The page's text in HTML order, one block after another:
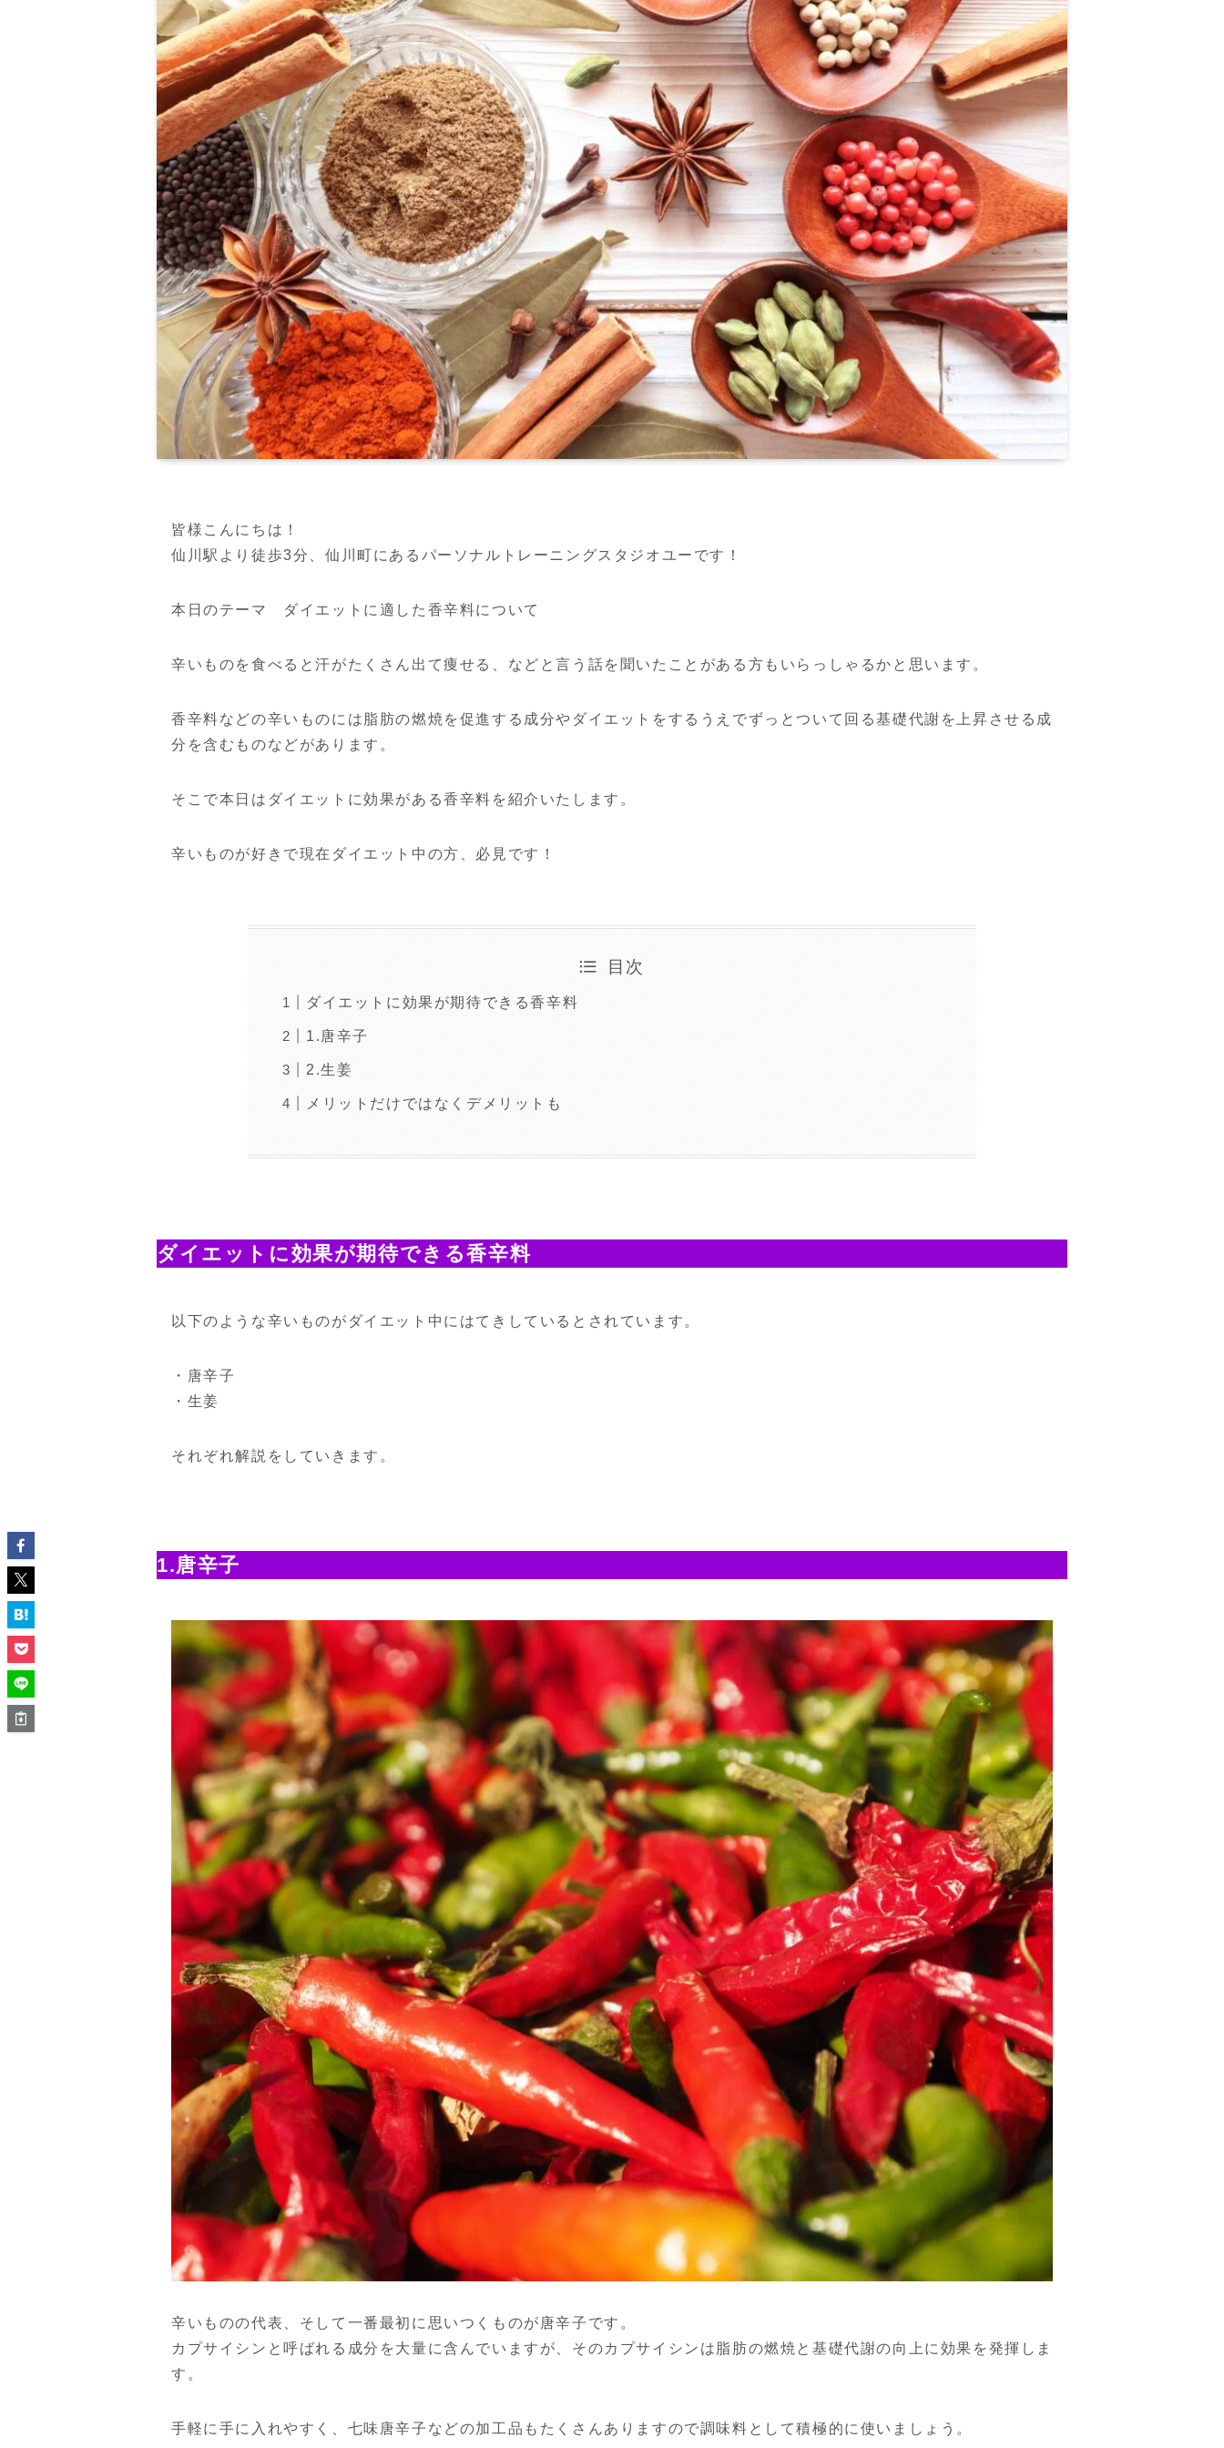
皆様こんにちは！
仙川駅より徒歩3分、仙川町にあるパーソナルトレーニングスタジオユーです！
本日のテーマ ダイエットに適した香辛料について
辛いものを食べると汗がたくさん出て痩せる、などと言う話を聞いたことがある方もいらっしゃるかと思います。
香辛料などの辛いものには脂肪の燃焼を促進する成分やダイエットをするうえでずっとついて回る基礎代謝を上昇させる成
分を含むものなどがあります。
そこで本日はダイエットに効果がある香辛料を紹介いたします。
辛いものが好きで現在ダイエット中の方、必見です！
目次
ダイエットに効果が期待できる香辛料
1.唐辛子
2.生姜
メリットだけではなくデメリットも
ダイエットに効果が期待できる香辛料
以下のような辛いものがダイエット中にはてきしているとされています。
・唐辛子
・生姜
それぞれ解説をしていきます。
1.唐辛子
辛いものの代表、そして一番最初に思いつくものが唐辛子です。
カプサイシンと呼ばれる成分を大量に含んでいますが、そのカプサイシンは脂肪の燃焼と基礎代謝の向上に効果を発揮しま
す。
手軽に手に入れやすく、七味唐辛子などの加工品もたくさんありますので調味料として積極的に使いましょう。